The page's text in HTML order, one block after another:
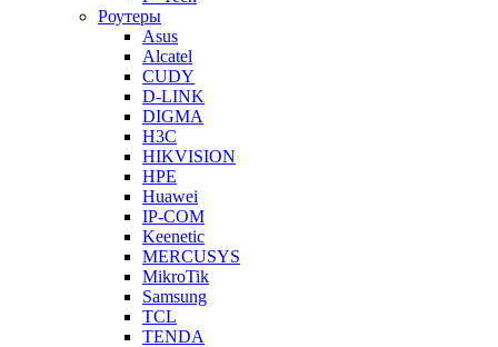
Роутеры
Asus
Alcatel
CUDY
D-LINK
DIGMA
H3C
HIKVISION
HPE
Huawei
IP-COM
Keenetic
MERCUSYS
MikroTik
Samsung
TCL
TENDA